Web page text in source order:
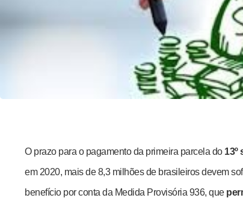
O prazo para o pagamento da primeira parcela do13º
em 2020, mais de 8,3 milhões de brasileiros devem
benefício por conta da Medida Provisória 936, que